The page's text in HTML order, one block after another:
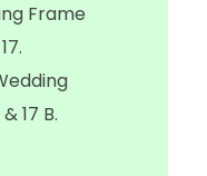
Frame
17 B.